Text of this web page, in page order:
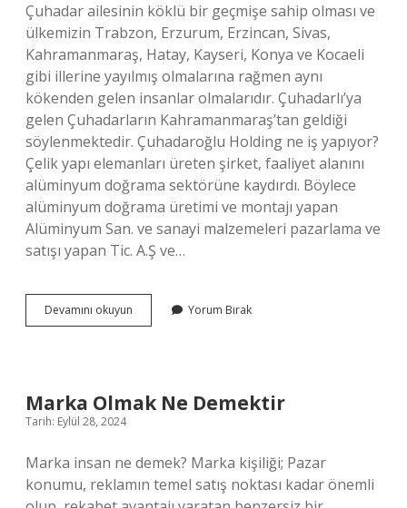
Çuhadar ailesinin köklü bir geçmişe sahip olması ve
ülkemizin Trabzon, Erzurum, Erzincan, Sivas,
Kahramanmaraş, Hatay, Kayseri, Konya ve Kocaeli
gibi illerine yayılmış olmalarına rağmen aynı
kökenden gelen insanlar olmalarıdır. Çuhadarlı’ya
gelen Çuhadarların Kahramanmaraş’tan geldiği
söylenmektedir. Çuhadaroğlu Holding ne iş yapıyor?
Çelik yapı elemanları üreten şirket, faaliyet alanını
alüminyum doğrama sektörüne kaydırdı. Böylece
alüminyum doğrama üretimi ve montajı yapan
Alüminyum San. ve sanayi malzemeleri pazarlama ve
satışı yapan Tic. A.Ş ve…
Devamını okuyun Çukadar
Ne
Yorum Bırak
Marka Olmak Ne Demektir
Tarih: Eylül 28, 2024
Marka insan ne demek? Marka kişiliği; Pazar
konumu, reklamın temel satış noktası kadar önemli